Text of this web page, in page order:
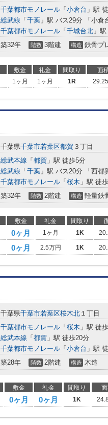
千葉都市モノレール 「 小倉台 」駅
総武線 「 千葉 」駅 バス29分 「小倉
千葉都市モノレール 「 千城台北 」
築32年 階数 3階建 構造 鉄骨プ
敷金 礼金 間取り 面
1ヶ月 1ヶ月 1R
千葉県千葉市若葉区都賀 ３丁目
総武本線 「 都賀 」駅 徒歩5分
総武線 「 千葉 」駅 バス20分 「西都
千葉都市モノレール 「 桜木 」駅 徒
築32年 階数 2階建 構造 軽量鉄
敷金 礼金 間取り
0ヶ月 1ヶ月 1K
0ヶ月 2.5万円 1K
千葉県千葉市若葉区桜木北 １丁目
千葉都市モノレール 「 桜木 」駅 徒
総武本線 「 都賀 」駅 徒歩20分
千葉都市モノレール 「 小倉台 」駅
築28年 階数 2階建 構造 木造
敷金 礼金 間取り
0ヶ月 0ヶ月 1K